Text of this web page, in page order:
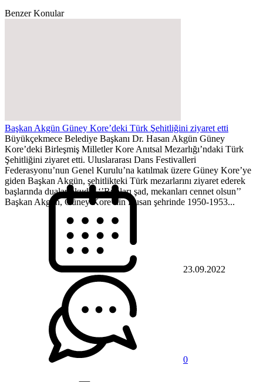
Benzer Konular
Başkan Akgün Güney Kore’deki Türk Şehitliğini ziyaret etti
Büyükçekmece Belediye Başkanı Dr. Hasan Akgün Güney
Kore’deki Birleşmiş Milletler Kore Anıtsal Mezarlığı’ndaki Türk
Şehitliğini ziyaret etti. Uluslararası Dans Festivalleri
Federasyonu’nun Genel Kurulu’na katılmak üzere Güney Kore’ye
giden Başkan Akgün, şehitlikteki Türk mezarlarını ziyaret ederek
başlarında dualar okudu. ‘’Ruhları şad, mekanları cennet olsun’’
Başkan Akgün, Güney Kore’nin Busan şehrinde 1950-1953...
23.09.2022
0